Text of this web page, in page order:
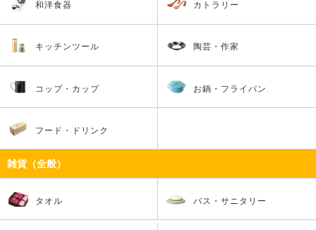
和洋食器 カトラリー
キッチンツール 陶芸・作家
コップ・カップ お鍋・フライパン
フード・ドリンク
雑貨（全般）
タオル バス・サニタリー